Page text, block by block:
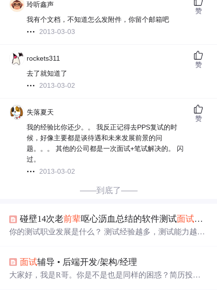
玲听鑫声
我有个文档，不知道怎么发附件，你留个邮箱吧
2013-03-03
赞
rockets311
去了就知道了
2013-03-02
赞
失落夏天
我的经验比你还少。。 我反正记得去PPS复试的时
候，好像主要都是谈待遇和未来发展前景的问
题。。。 其他的公司都是一次面试+笔试解决的。 闪
过。
2013-03-02
赞
——到底了——
碰壁14次老前辈呕心沥血总结的软件测试面试题
你的测试职业发展是什么？ 测试经验越多，测试能力越
累测试经验，按如何做好测试工程师的要点去要求自己，
不断更新自己改正自己，做好测试任务。
面试辅导 • 后端开发/架构/经理
大家好，我是R哥。你是不是也是同样的困惑？简历投麻